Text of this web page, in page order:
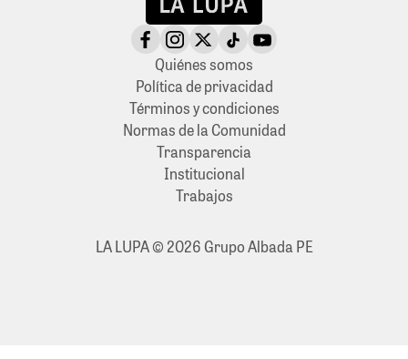
Quiénes somos
Política de privacidad
Términos y condiciones
Normas de la Comunidad
Transparencia
Institucional
Trabajos
LA LUPA © 2026 Grupo Albada PE